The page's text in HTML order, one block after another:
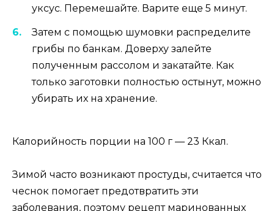
уксус. Перемешайте. Варите еще 5 минут.
Затем с помощью шумовки распределите
грибы по банкам. Доверху залейте
полученным рассолом и закатайте. Как
только заготовки полностью остынут, можно
убирать их на хранение.
Калорийность порции на 100 г — 23 Ккал.
Зимой часто возникают простуды, считается что
чеснок помогает предотвратить эти
заболевания, поэтому рецепт маринованных